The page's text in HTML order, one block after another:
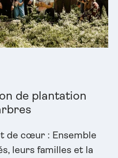
de plantation
de cœur : Ensemble
leurs familles et la